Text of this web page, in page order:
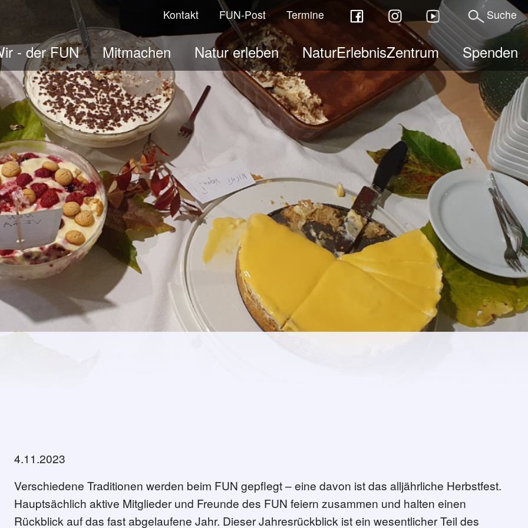
Jahr
Dinge brauchen Zeit
- der FUN Mitmachen Natur erleben NaturErlebnisZentrum Spenden
Kontakt FUN-Post Termine Suche
4.11.2023
Verschiedene Traditionen werden beim FUN gepflegt – eine davon ist das alljährliche Herbstfest.
Hauptsächlich aktive Mitglieder und Freunde des FUN feiern zusammen und halten einen
Rückblick auf das fast abgelaufene Jahr. Dieser Jahresrückblick ist ein wesentlicher Teil des